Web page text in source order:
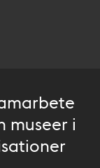
museer i